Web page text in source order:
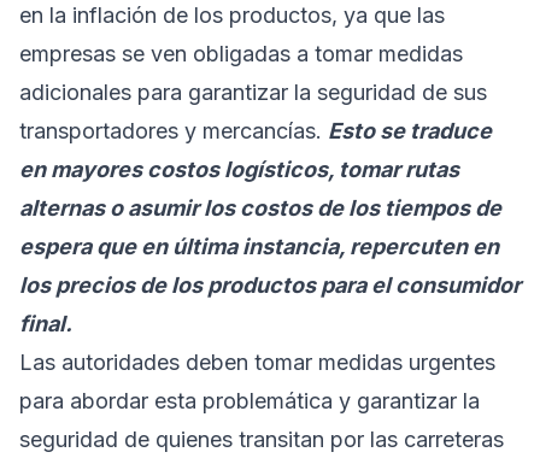
en la inflación de los productos, ya que las
empresas se ven obligadas a tomar medidas
adicionales para garantizar la seguridad de sus
transportadores y mercancías. Esto se traduce
en mayores costos logísticos, tomar rutas
alternas o asumir los costos de los tiempos de
espera que en última instancia, repercuten en
los precios de los productos para el consumidor
final.
Las autoridades deben tomar medidas urgentes
para abordar esta problemática y garantizar la
seguridad de quienes transitan por las carreteras